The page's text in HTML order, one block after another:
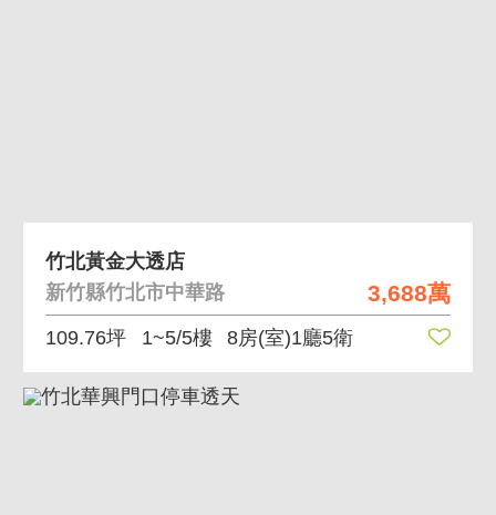
3,688萬
竹北黃金大透店
新竹縣竹北市中華路
109.76坪 1~5/5樓 8房(室)1廳5衛